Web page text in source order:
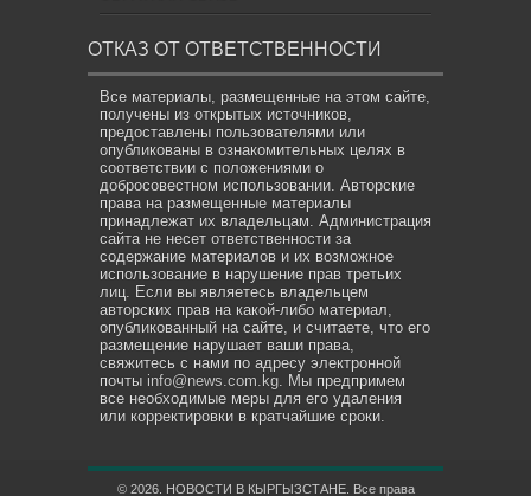
ОТКАЗ ОТ ОТВЕТСТВЕННОСТИ
Все материалы, размещенные на этом сайте,
получены из открытых источников,
предоставлены пользователями или
опубликованы в ознакомительных целях в
соответствии с положениями о
добросовестном использовании. Авторские
права на размещенные материалы
принадлежат их владельцам. Администрация
сайта не несет ответственности за
содержание материалов и их возможное
использование в нарушение прав третьих
лиц. Если вы являетесь владельцем
авторских прав на какой-либо материал,
опубликованный на сайте, и считаете, что его
размещение нарушает ваши права,
свяжитесь с нами по адресу электронной
почты info@news.com.kg . Мы предпримем
все необходимые меры для его удаления
или корректировки в кратчайшие сроки.
© 2026. НОВОСТИ В КЫРГЫЗСТАНЕ. Все права